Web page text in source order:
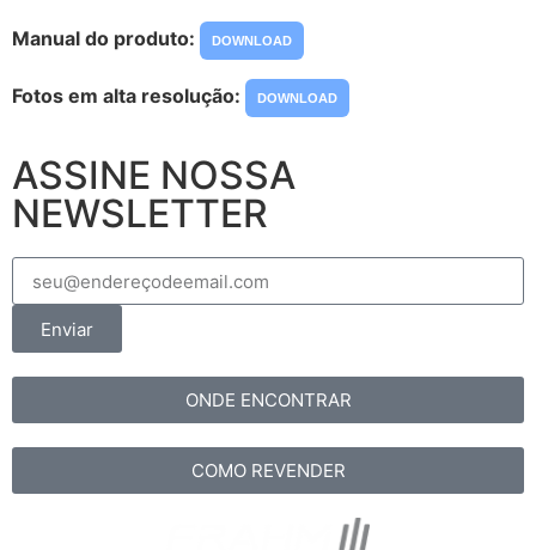
Manual do produto: DOWNLOAD
Fotos em alta resolução: DOWNLOAD
ASSINE NOSSA
NEWSLETTER
Enviar
ONDE ENCONTRAR
COMO REVENDER